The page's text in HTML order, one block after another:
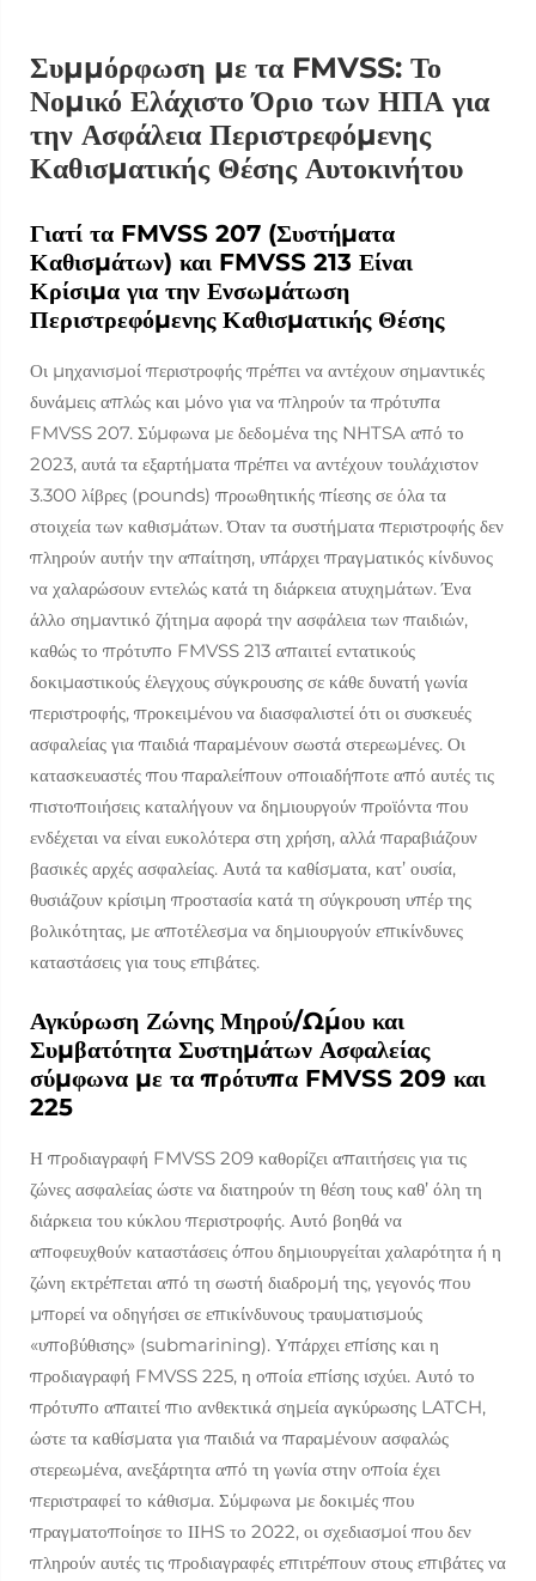
Συμμόρφωση με τα FMVSS: Το
Νομικό Ελάχιστο Όριο των ΗΠΑ για
την Ασφάλεια Περιστρεφόμενης
Καθισματικής Θέσης Αυτοκινήτου
Γιατί τα FMVSS 207 (Συστήματα
Καθισμάτων) και FMVSS 213 Είναι
Κρίσιμα για την Ενσωμάτωση
Περιστρεφόμενης Καθισματικής Θέσης
Οι μηχανισμοί περιστροφής πρέπει να αντέχουν σημαντικές
δυνάμεις απλώς και μόνο για να πληρούν τα πρότυπα
FMVSS 207. Σύμφωνα με δεδομένα της NHTSA από το
2023, αυτά τα εξαρτήματα πρέπει να αντέχουν τουλάχιστον
3.300 λίβρες (pounds) προωθητικής πίεσης σε όλα τα
στοιχεία των καθισμάτων. Όταν τα συστήματα περιστροφής δεν
πληρούν αυτήν την απαίτηση, υπάρχει πραγματικός κίνδυνος
να χαλαρώσουν εντελώς κατά τη διάρκεια ατυχημάτων. Ένα
άλλο σημαντικό ζήτημα αφορά την ασφάλεια των παιδιών,
καθώς το πρότυπο FMVSS 213 απαιτεί εντατικούς
δοκιμαστικούς έλεγχους σύγκρουσης σε κάθε δυνατή γωνία
περιστροφής, προκειμένου να διασφαλιστεί ότι οι συσκευές
ασφαλείας για παιδιά παραμένουν σωστά στερεωμένες. Οι
κατασκευαστές που παραλείπουν οποιαδήποτε από αυτές τις
πιστοποιήσεις καταλήγουν να δημιουργούν προϊόντα που
ενδέχεται να είναι ευκολότερα στη χρήση, αλλά παραβιάζουν
βασικές αρχές ασφαλείας. Αυτά τα καθίσματα, κατ’ ουσία,
θυσιάζουν κρίσιμη προστασία κατά τη σύγκρουση υπέρ της
βολικότητας, με αποτέλεσμα να δημιουργούν επικίνδυνες
καταστάσεις για τους επιβάτες.
Αγκύρωση Ζώνης Μηρού/Ώμου και
Συμβατότητα Συστημάτων Ασφαλείας
σύμφωνα με τα πρότυπα FMVSS 209 και
225
Η προδιαγραφή FMVSS 209 καθορίζει απαιτήσεις για τις
ζώνες ασφαλείας ώστε να διατηρούν τη θέση τους καθ’ όλη τη
διάρκεια του κύκλου περιστροφής. Αυτό βοηθά να
αποφευχθούν καταστάσεις όπου δημιουργείται χαλαρότητα ή η
ζώνη εκτρέπεται από τη σωστή διαδρομή της, γεγονός που
μπορεί να οδηγήσει σε επικίνδυνους τραυματισμούς
«υποβύθισης» (submarining). Υπάρχει επίσης και η
προδιαγραφή FMVSS 225, η οποία επίσης ισχύει. Αυτό το
πρότυπο απαιτεί πιο ανθεκτικά σημεία αγκύρωσης LATCH,
ώστε τα καθίσματα για παιδιά να παραμένουν ασφαλώς
στερεωμένα, ανεξάρτητα από τη γωνία στην οποία έχει
περιστραφεί το κάθισμα. Σύμφωνα με δοκιμές που
πραγματοποίησε το ΙΙHS το 2022, οι σχεδιασμοί που δεν
πληρούν αυτές τις προδιαγραφές επιτρέπουν στους επιβάτες να